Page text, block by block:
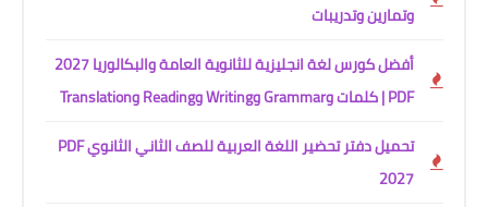
وتمارين وتدريبات
أفضل كورس لغة انجليزية للثانوية العامة والبكالوريا 2027
PDF | كلمات وGrammar وWriting وReading وTranslation
تحميل دفتر تحضير اللغة العربية للصف الثاني الثانوي PDF
2027